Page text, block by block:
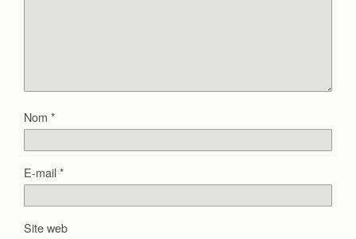
Nom *
E-mail*
Site web